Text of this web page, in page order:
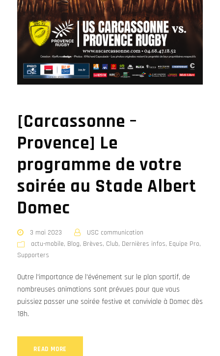
[Carcassonne –
Provence] Le
programme de votre
soirée au Stade Albert
Domec
3 mai 2023
USC communication
actu-mobile, Blog, Brèves, Club, Dernières infos, Equipe Pro,
Supporters
Outre l'importance de l'événement sur le plan sportif, de
nombreuses animations sont prévues pour que vous
puissiez passer une soirée festive et conviviale à Domec dès
18h.
READ MORE